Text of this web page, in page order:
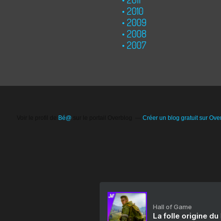
2010
2009
2008
2007
Bé@sur le portail Overblog Créer un blog gratuit sur
Hall of Game
La folle origine du